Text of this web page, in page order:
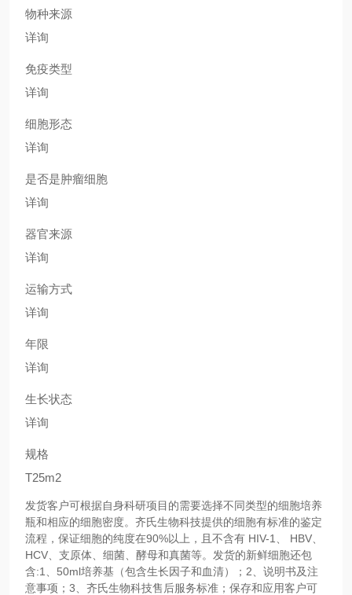
物种来源
详询
免疫类型
详询
细胞形态
详询
是否是肿瘤细胞
详询
器官来源
详询
运输方式
详询
年限
详询
生长状态
详询
规格
T25m2
发货客户可根据自身科研项目的需要选择不同类型的细胞培养
瓶和相应的细胞密度。齐氏生物科技提供的细胞有标准的鉴定
流程，保证细胞的纯度在90%以上，且不含有 HIV-1、 HBV、
HCV、支原体、细菌、酵母和真菌等。发货的新鲜细胞还包
含:1、50ml培养基（包含生长因子和血清）；2、说明书及注
意事项；3、齐氏生物科技售后服务标准；保存和应用客户可